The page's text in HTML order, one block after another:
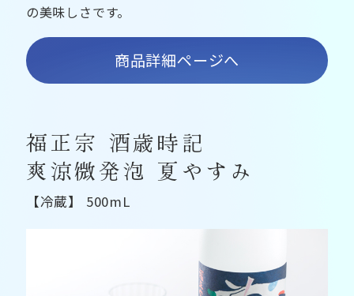
の美味しさです。
商品詳細ページへ
福正宗 酒歳時記
爽涼微発泡 夏やすみ
【冷蔵】 500mL